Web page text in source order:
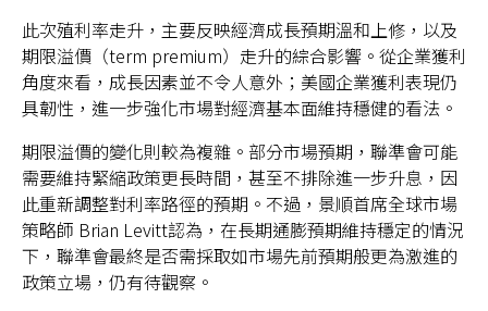
台灣
此次殖利率走升，主要反映經濟成長預期溫和上修，以及
期限溢價（term premium）走升的綜合影響。從企業獲利
角度來看，成長因素並不令人意外；美國企業獲利表現仍
具韌性，進一步強化市場對經濟基本面維持穩健的看法。
期限溢價的變化則較為複雜。部分市場預期，聯準會可能
需要維持緊縮政策更長時間，甚至不排除進一步升息，因
此重新調整對利率路徑的預期。不過，景順首席全球市場
策略師 Brian Levitt認為，在長期通膨預期維持穩定的情況
下，聯準會最終是否需採取如市場先前預期般更為激進的
政策立場，仍有待觀察。